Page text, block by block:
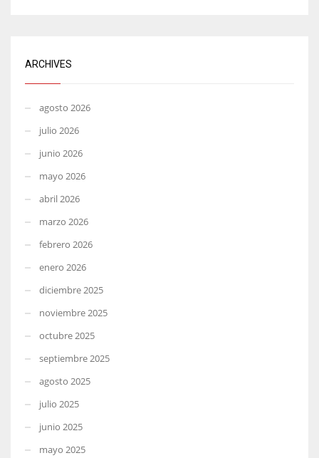
ARCHIVES
agosto 2026
julio 2026
junio 2026
mayo 2026
abril 2026
marzo 2026
febrero 2026
enero 2026
diciembre 2025
noviembre 2025
octubre 2025
septiembre 2025
agosto 2025
julio 2025
junio 2025
mayo 2025